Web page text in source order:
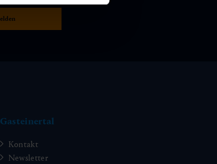
Gasteinertal
Kontakt
Newsletter